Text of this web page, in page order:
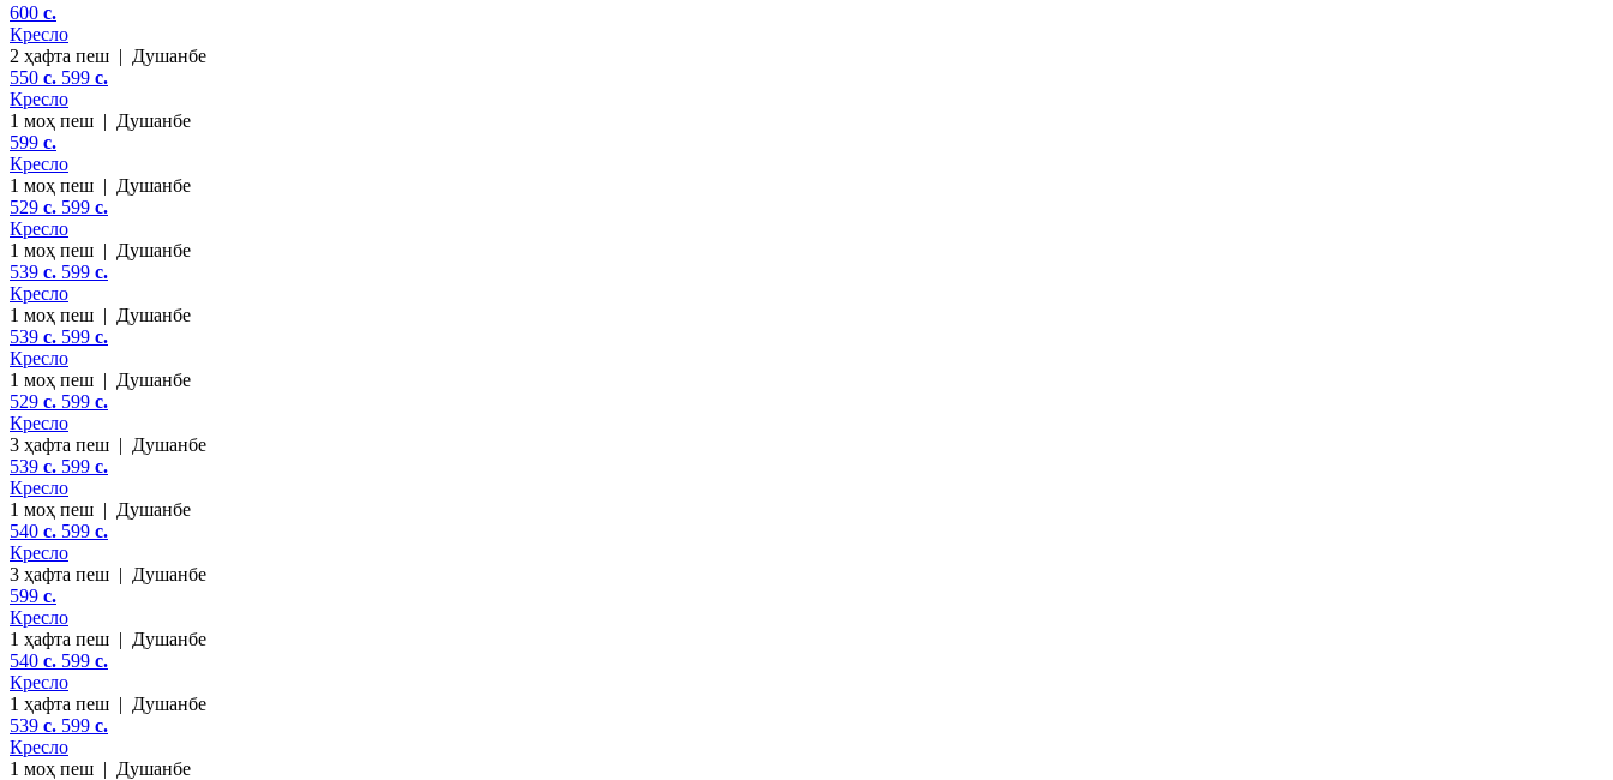
600 c.
Кресло
2 ҳафта пеш | Душанбе
550 c. 599 c.
Кресло
1 моҳ пеш | Душанбе
599 c.
Кресло
1 моҳ пеш | Душанбе
529 c. 599 c.
Кресло
1 моҳ пеш | Душанбе
539 c. 599 c.
Кресло
1 моҳ пеш | Душанбе
539 c. 599 c.
Кресло
1 моҳ пеш | Душанбе
529 c. 599 c.
Кресло
3 ҳафта пеш | Душанбе
539 c. 599 c.
Кресло
1 моҳ пеш | Душанбе
540 c. 599 c.
Кресло
3 ҳафта пеш | Душанбе
599 c.
Кресло
1 ҳафта пеш | Душанбе
540 c. 599 c.
Кресло
1 ҳафта пеш | Душанбе
539 c. 599 c.
Кресло
1 моҳ пеш | Душанбе